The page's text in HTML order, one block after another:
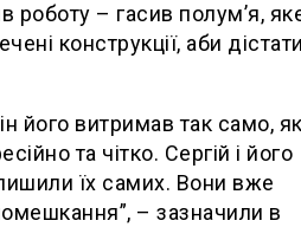
роботу – гасив полумʼя,
конструкції, аби
його витримав так само, як
та чітко. Сергій і його
їх самих. Вони вже
– зазначили в